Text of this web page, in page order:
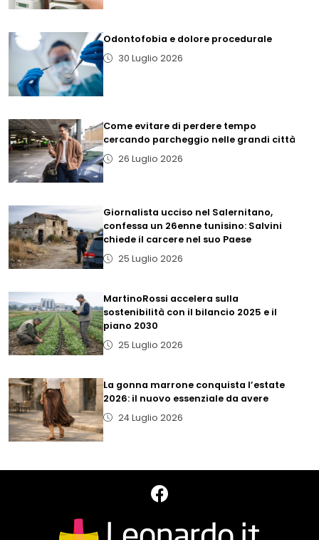
Odontofobia e dolore procedurale
30 Luglio 2026
Come evitare di perdere tempo
cercando parcheggio nelle grandi città
26 Luglio 2026
Giornalista ucciso nel Salernitano,
confessa un 26enne tunisino: Salvini
chiede il carcere nel suo Paese
25 Luglio 2026
MartinoRossi accelera sulla
sostenibilità con il bilancio 2025 e il
piano 2030
25 Luglio 2026
La gonna marrone conquista l’estate
2026: il nuovo essenziale da avere
24 Luglio 2026